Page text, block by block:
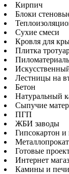
Кирпич
Блоки
Сухие смеси
Кровля для
Плитка
Лестницы на
Бетон
Натуральный
Сыпучие
ПГП
ЖБИ заводы
Гипсокартон
Готовые
Интернет
Камины и печи